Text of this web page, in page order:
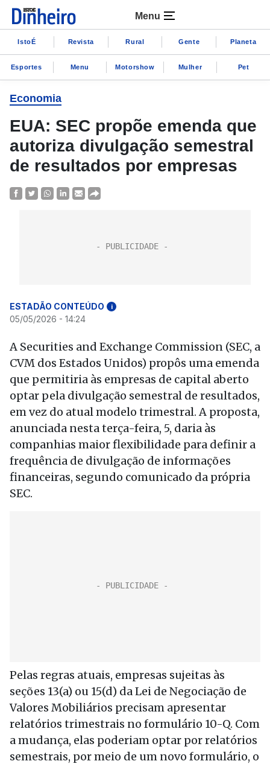
Menu
IstoÉ Revista Rural Gente Planeta
Esportes Menu Motorshow Mulher Pet
Economia
EUA: SEC propõe emenda que
autoriza divulgação semestral
de resultados por empresas
ESTADÃO CONTEÚDO i
05/05/2026 - 14:24
A Securities and Exchange Commission (SEC, a
CVM dos Estados Unidos) propôs uma emenda
que permitiria às empresas de capital aberto
optar pela divulgação semestral de resultados,
em vez do atual modelo trimestral. A proposta,
anunciada nesta terça-feira, 5, daria às
companhias maior flexibilidade para definir a
frequência de divulgação de informações
financeiras, segundo comunicado da própria
SEC.
Pelas regras atuais, empresas sujeitas às
seções 13(a) ou 15(d) da Lei de Negociação de
Valores Mobiliários precisam apresentar
relatórios trimestrais no formulário 10-Q. Com
a mudança, elas poderiam optar por relatórios
semestrais, por meio de um novo formulário, o